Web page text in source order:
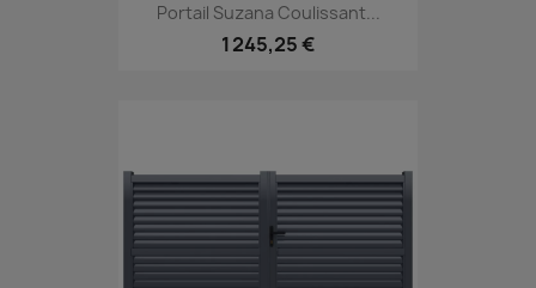
Portail Suzana Coulissant...
1 245,25 €